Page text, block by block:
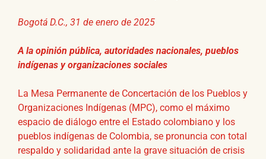
Bogotá D.C., 31 de enero de 2025
A la opinión pública, autoridades nacionales, pueblos
indígenas y organizaciones sociales
La Mesa Permanente de Concertación de los Pueblos y
Organizaciones Indígenas (MPC), como el máximo
espacio de diálogo entre el Estado colombiano y los
pueblos indígenas de Colombia, se pronuncia con total
respaldo y solidaridad ante la grave situación de crisis